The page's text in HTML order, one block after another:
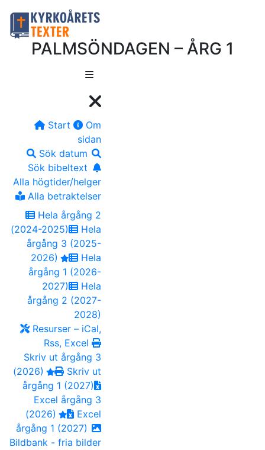
PALMSÖNDAGEN – ÅRG 1
Start
Om
sidan
Sök datum
Sök bibeltext
Alla högtider/helger
Alla betraktelser
Hela årgång 2
(2024-2025)
Hela
årgång 3 (2025-
2026)
Hela
årgång 1 (2026-
2027)
Hela
årgång 2 (2027-
2028)
Resurser – iCal,
Rss, Excel
Skriv ut årgång 3
(2026)
Skriv ut
årgång 1 (2027)
Excel årgång 3
(2026)
Excel
årgång 1 (2027)
Bildbank - fria bilder